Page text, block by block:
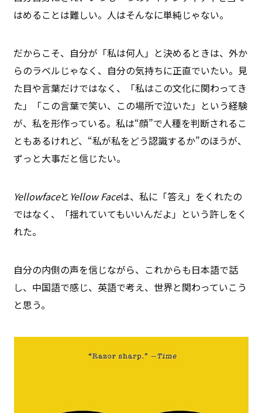
はめることは難しい。人はそんなに単純じゃない。
だからこそ、自分が「私は何人」と決めるときは、外か
らのラベルじゃなく、自分の気持ちに正直でいたい。見
た目や言葉だけではなく、「私はこの文化に関わってき
た」「この言葉で笑い、この場所で泣いた」という経験
が、私を形作っている。私は“顔”で人種を判断されるこ
ともあるけれど、“私が私をどう認識するか”のほうが、
ずっと大事だと信じたい。
Yellowfaceと Yellow Faceは、私に「答え」をくれたの
ではなく、「揺れていてもいいんだよ」という許しをく
れた。
自分の内側の声を信じながら、これからも日本語で話
し、中国語で感じ、英語で考え、世界と関わっていこう
と思う。